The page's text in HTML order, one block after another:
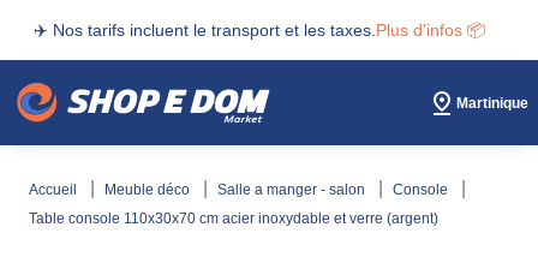
✈️ Nos tarifs incluent le transport et les taxes. Plus d'infos 📦
Martinique
accueil meuble déco salle a manger - salon
console
table console 110x30x70 cm acier inoxydable et verre (argent)